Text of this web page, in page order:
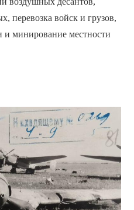
перевозка войск и грузов,
и минирование местности